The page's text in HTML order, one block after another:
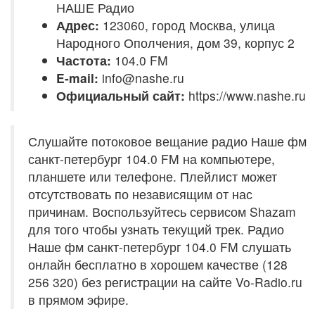
НАШЕ Радио
Адрес: 123060, город Москва, улица
Народного Ополчения, дом 39, корпус 2
Частота: 104.0 FM
E-mail: info@nashe.ru
Официальный сайт: https://www.nashe.ru
Слушайте потоковое вещание радио Наше фм
санкт-петербург 104.0 FM на компьютере,
планшете или телефоне. Плейлист может
отсутствовать по независящим от нас
причинам. Воспользуйтесь сервисом Shazam
для того чтобы узнать текущий трек. Радио
Наше фм санкт-петербург 104.0 FM слушать
онлайн бесплатно в хорошем качестве (128
256 320) без регистрации на сайте Vo-Radio.ru
в прямом эфире.